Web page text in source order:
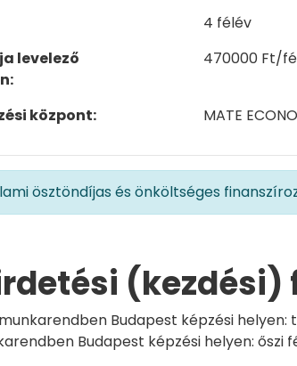
4 félév
levelező
470000 Ft/
központ: MATE
ösztöndíjas és önköltséges
(kezdési)
Budapest képzési helyen:
Budapest képzési helyen: őszi